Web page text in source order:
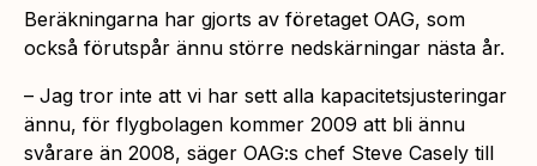
Beräkningarna har gjorts av företaget OAG, som
också förutspår ännu större nedskärningar nästa år.
– Jag tror inte att vi har sett alla kapacitetsjusteringar
ännu, för flygbolagen kommer 2009 att bli ännu
svårare än 2008, säger OAG:s chef Steve Casely till